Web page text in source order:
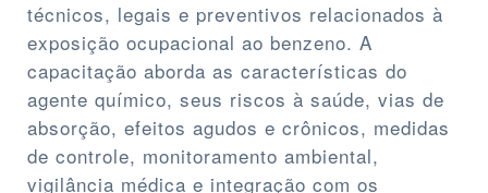
técnicos, legais e preventivos relacionados à
exposição ocupacional ao benzeno. A
capacitação aborda as características do
agente químico, seus riscos à saúde, vias de
absorção, efeitos agudos e crônicos, medidas
de controle, monitoramento ambiental,
vigilância médica e integração com os